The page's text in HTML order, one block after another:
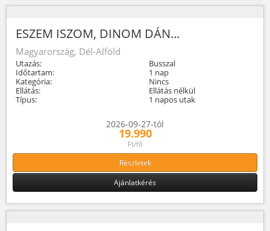
ESZEM ISZOM, DINOM DÁN...
Magyarország, Dél-Alföld
Utazás:
Busszal
Időtartam:
1 nap
Kategória:
Nincs
Ellátás:
Ellátás nélkül
Típus:
1 napos utak
2026-09-27-tól
19.990
Ft/fő
Részletek
Ajánlatkérés